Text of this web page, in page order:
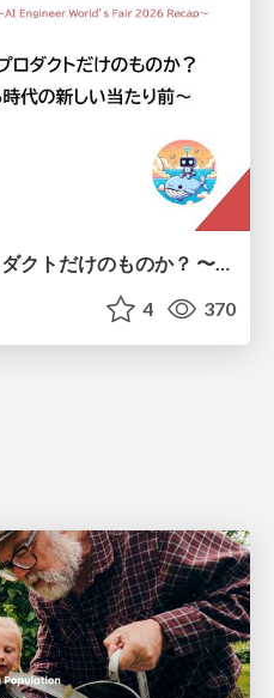
AI Engineeringは、AIプロダクトだけのものか？ 〜AIがソフトウェアを作る時代の新しい当たり前〜 / No AI in your product. AI Engineering in your development.
4 370